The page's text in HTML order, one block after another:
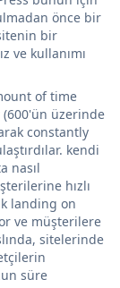
önce bir
bir
ve kullanımı
of time
üzerinde
constantly
kendi
nasıl
hızlı
landing on
ve müşterilere
sitelerinde
süre